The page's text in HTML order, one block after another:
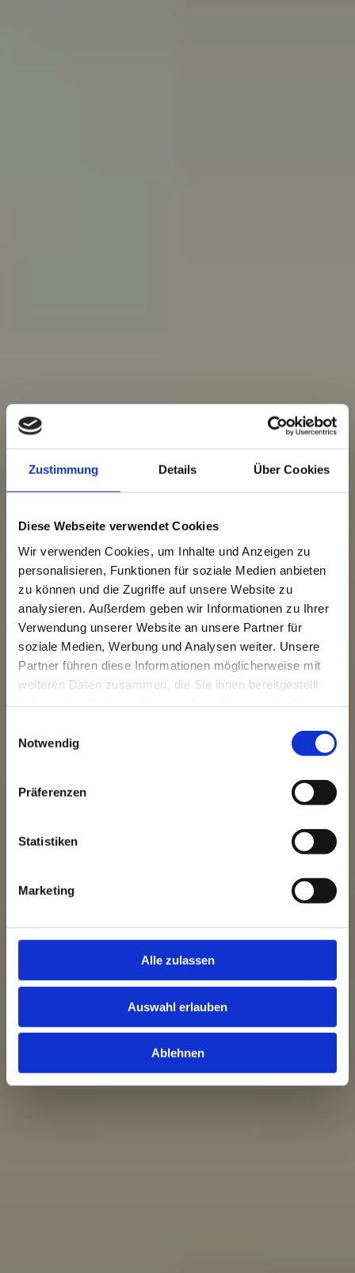
Zustimmung Details Über Cookies
Diese Webseite verwendet Cookies
Wir verwenden Cookies, um Inhalte und Anzeigen zu
personalisieren, Funktionen für soziale Medien anbieten
zu können und die Zugriffe auf unsere Website zu
analysieren. Außerdem geben wir Informationen zu Ihrer
Verwendung unserer Website an unsere Partner für
soziale Medien, Werbung und Analysen weiter. Unsere
Partner führen diese Informationen möglicherweise mit
weiteren Daten zusammen, die Sie ihnen bereitgestellt
Notwendig
Präferenzen
Statistiken
Marketing
Alle zulassen
Auswahl erlauben
Ablehnen